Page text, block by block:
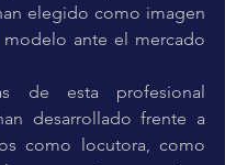
elegido como imagen
ante el mercado
de esta profesional
desarrollado frente a
como locutora, como